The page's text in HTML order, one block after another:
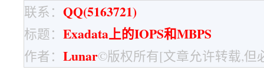
联系： QQ(5163721)
标题： Exadata上的IOPS和MBPS
作者： Lunar©版权所有[文章允许转载,但